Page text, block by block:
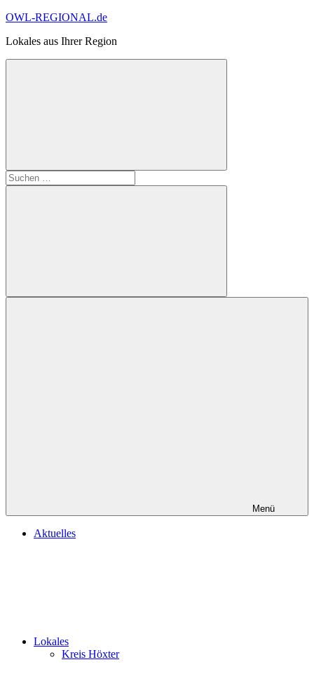
Zum
springen
OWL-REGIONAL.de
Lokales aus Ihrer Region
Suchformular
öffnen
Suchen
nach:
Suchen
Menü
Aktuelles
Lokales
Kreis Höxter